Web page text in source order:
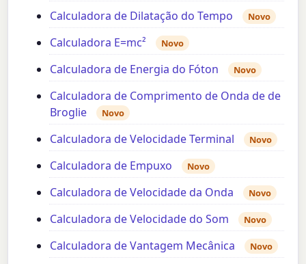
Calculadora de Dilatação do Tempo Novo
Calculadora E=mc² Novo
Calculadora de Energia do Fóton Novo
Calculadora de Comprimento de Onda de de
Broglie
Novo
Calculadora de Velocidade Terminal Novo
Calculadora de Empuxo Novo
Calculadora de Velocidade da Onda Novo
Calculadora de Velocidade do Som Novo
Calculadora de Vantagem Mecânica Novo